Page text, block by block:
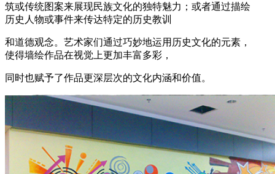
筑或传统图案来展现民族文化的独特魅力；或者通过描绘
历史人物或事件来传达特定的历史教训
和道德观念。艺术家们通过巧妙地运用历史文化的元素，
使得墙绘作品在视觉上更加丰富多彩，
同时也赋予了作品更深层次的文化内涵和价值。